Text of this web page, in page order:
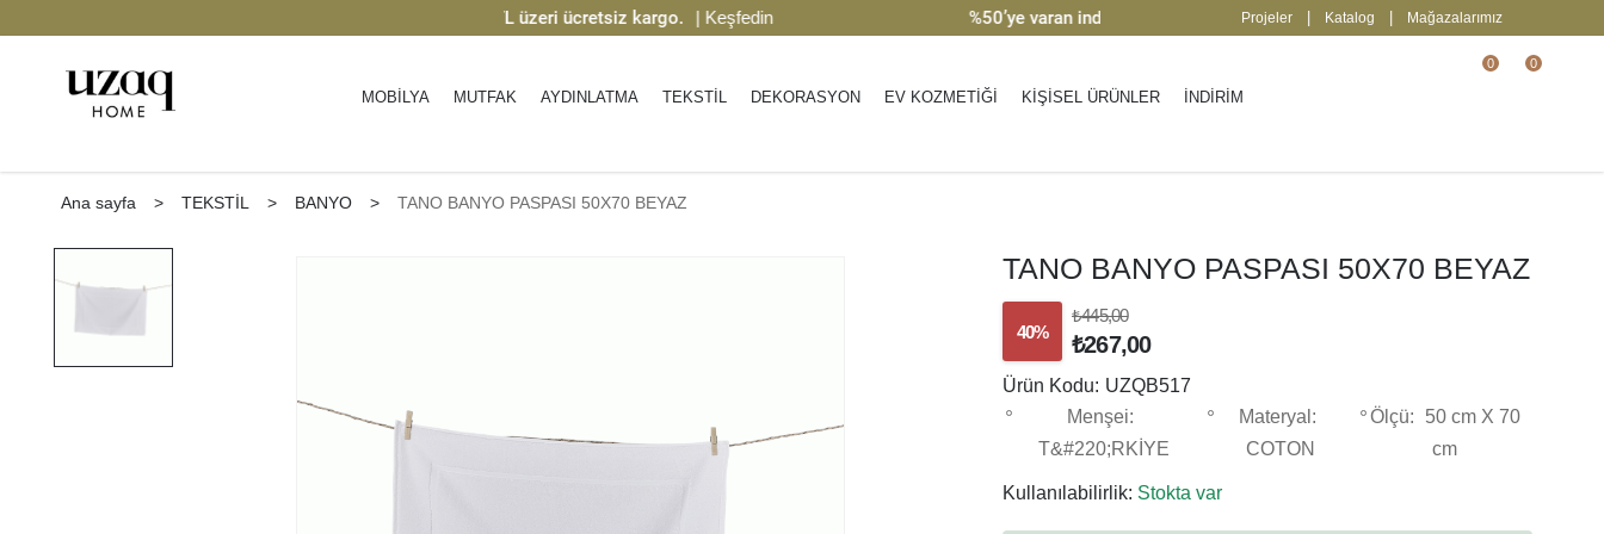
2000 TL üzeri ücretsiz kargo. | Keşfedin %50’ye varan indirim | Keşfedin 2000 TL üzeri ücretsiz
Projeler Katalog Mağazalarımız
MOBİLYA MUTFAK AYDINLATMA TEKSTİL DEKORASYON EV KOZMETİĞİ KİŞİSEL ÜRÜNLER İNDİRİM
0 0
Ana sayfa > TEKSTİL > BANYO > TANO BANYO PASPASI 50X70 BEYAZ
TANO BANYO PASPASI 50X70 BEYAZ
40%
₺445,00
₺267,00
Ürün Kodu: UZQB517
Menşei:
T&#220;RKİYE
Materyal:
COTON
Ölçü:
50 cm X 70
cm
Kullanılabilirlik: Stokta var